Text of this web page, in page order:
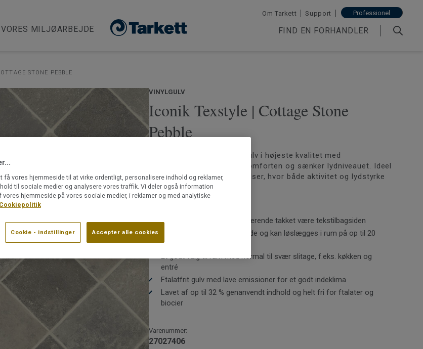
VORES MILJØARBEJDE
Om Tarkett Support Professionel
FIND EN FORHANDLER
STONE PEBBLE
VINYLGULV
Iconik Texstyle | Cottage Stone
Pebble
Iconik Texstyle er et vinylgulv i højeste kvalitet med
tekstilbagside, som øger komforten og sænker lydniveauet. Ideel
til for eksempel børneværelser, hvor både aktivitet og lydstyrke
som regel er lidt højere.
Læs mere
Komfortabelt og lydabsorberende takket være tekstilbagsiden
Fås i 2, 3 og 4 meters bredde og kan løslægges i rum på op til 20
m2
Et godt valg til rum med normal til svær slitage, f.eks. køkken og
entré
Ftalatfrit gulv med lave emissioner for et godt indeklima
Lavet af op til 32 % genanvendt indhold og helt fri for ftalater og
biocier
Varenummer:
27027406
få vores hjemmeside til at virke ordentligt, personalisere indhold og reklamer,
til sociale medier og analysere vores traffik. Vi deler også information
vores hjemmeside på vores sociale medier, i reklamer og med analytiske
Cookiepolitik
Cookie - indstillinger Accepter alle cookies